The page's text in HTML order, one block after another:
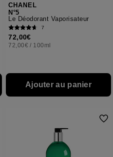
CHANEL
N°5
Le Déodorant Vaporisateur
7
72,00€
72,00€ / 100ml
Ajouter au panier